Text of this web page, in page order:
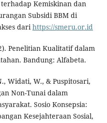
Kemiskinan dan
Subsidi BBM di
dari https://smeru.or.id
Penelitian Kualitatif dalam
Bandung: Alfabeta.
Widati, W., & Puspitosari,
Non-Tunai dalam
Sosio Konsepsia:
Kesejahteraan Sosial,